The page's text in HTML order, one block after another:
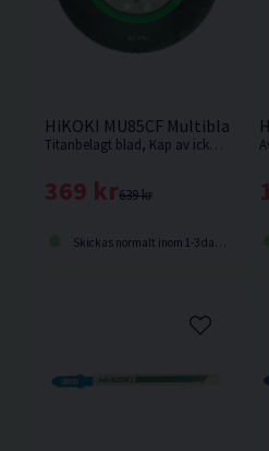
HiKOKI MU85CF Multiblad
Titanbelagt blad, Kap av icke järnhaltiga metaller, stålregel, sandwich laminat. Utskärning och tillpassning av parkett/laminat
639 kr
369 kr
Skickas normalt inom 1-3 dagar